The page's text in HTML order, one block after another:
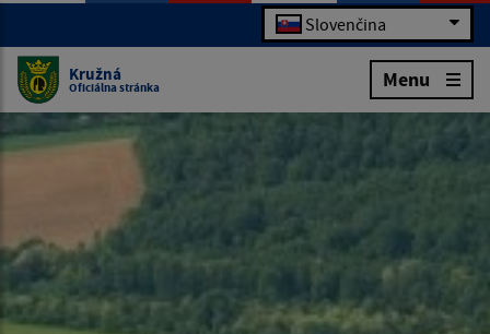
Slovenčina
Kružná
Oficiálna stránka Menu